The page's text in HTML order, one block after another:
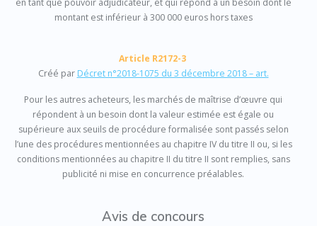
en tant que pouvoir adjudicateur, et qui répond à un besoin dont le
montant est inférieur à 300 000 euros hors taxes
Article R2172-3
Créé par Décret n°2018-1075 du 3 décembre 2018 – art.
Pour les autres acheteurs, les marchés de maîtrise d’œuvre qui
répondent à un besoin dont la valeur estimée est égale ou
supérieure aux seuils de procédure formalisée sont passés selon
l’une des procédures mentionnées au chapitre IV du titre II ou, si les
conditions mentionnées au chapitre II du titre II sont remplies, sans
publicité ni mise en concurrence préalables.
Avis de concours